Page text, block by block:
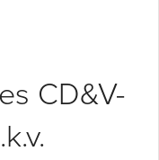
CD&V-